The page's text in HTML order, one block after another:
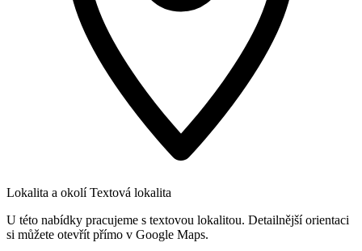
Lokalita a okolí Textová lokalita
U této nabídky pracujeme s textovou lokalitou. Detailnější orientaci
si můžete otevřít přímo v Google Maps.